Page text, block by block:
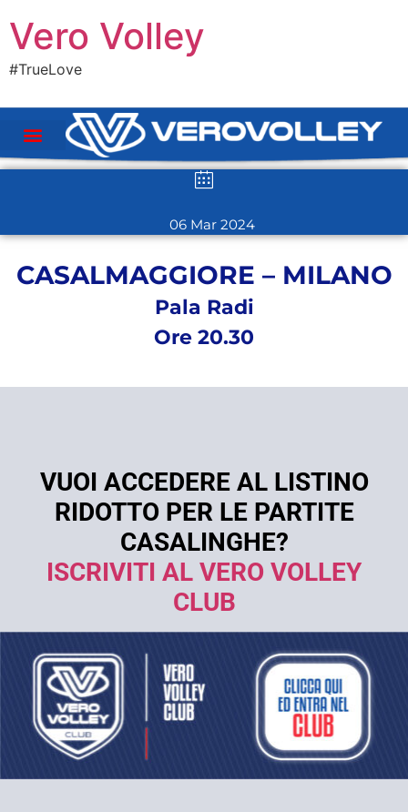
Vero Volley
#TrueLove
06 Mar 2024
CASALMAGGIORE – MILANO
Pala Radi
Ore 20.30
VUOI ACCEDERE AL LISTINO
RIDOTTO PER LE PARTITE
CASALINGHE?
ISCRIVITI AL VERO VOLLEY
CLUB